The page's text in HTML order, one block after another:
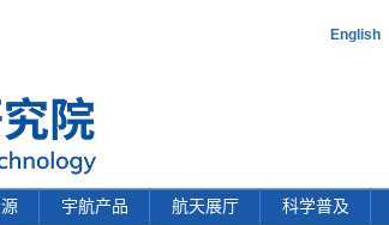
English
宇航产品 航天展厅 科学普及